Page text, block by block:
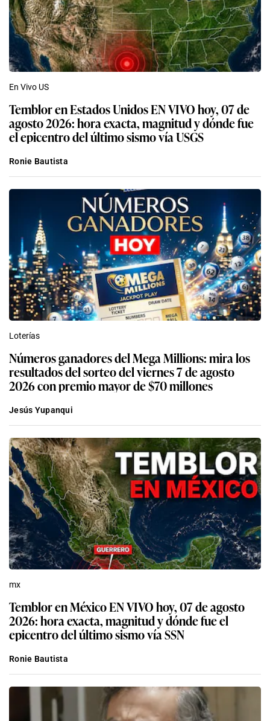
En Vivo US
Temblor en Estados Unidos EN VIVO hoy, 07 de
agosto 2026: hora exacta, magnitud y dónde fue
el epicentro del último sismo vía USGS
Ronie Bautista
Loterías
Números ganadores del Mega Millions: mira los
resultados del sorteo del viernes 7 de agosto
2026 con premio mayor de $70 millones
Jesús Yupanqui
mx
Temblor en México EN VIVO hoy, 07 de agosto
2026: hora exacta, magnitud y dónde fue el
epicentro del último sismo vía SSN
Ronie Bautista